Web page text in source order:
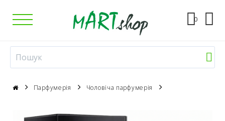
0
Парфумерія Чоловіча парфумерія